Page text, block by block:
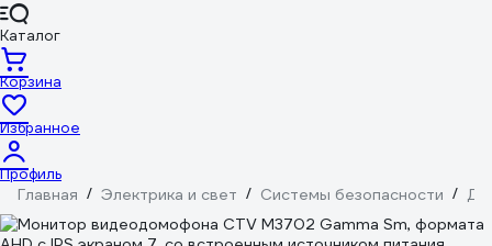
Каталог
Корзина
Избранное
Профиль
Главная / Электрика и свет / Системы безопасности /